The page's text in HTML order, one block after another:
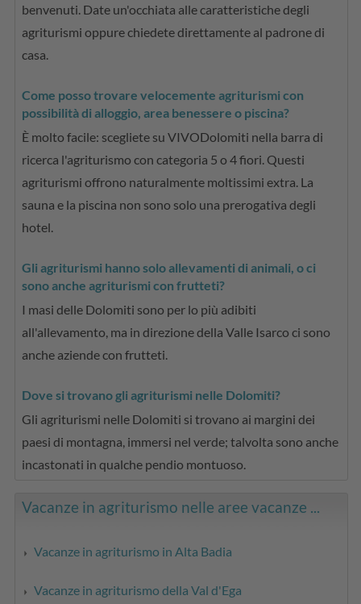
benvenuti. Date un'occhiata alle caratteristiche degli
agriturismi oppure chiedete direttamente al padrone di
casa.
Come posso trovare velocemente agriturismi con
possibilità di alloggio, area benessere o piscina?
È molto facile: scegliete su VIVODolomiti nella barra di
ricerca l'agriturismo con categoria 5 o 4 fiori. Questi
agriturismi offrono naturalmente moltissimi extra. La
sauna e la piscina non sono solo una prerogativa degli
hotel.
Gli agriturismi hanno solo allevamenti di animali, o ci
sono anche agriturismi con frutteti?
I masi delle Dolomiti sono per lo più adibiti
all'allevamento, ma in direzione della Valle Isarco ci sono
anche aziende con frutteti.
Dove si trovano gli agriturismi nelle Dolomiti?
Gli agriturismi nelle Dolomiti si trovano ai margini dei
paesi di montagna, immersi nel verde; talvolta sono anche
incastonati in qualche pendio montuoso.
Vacanze in agriturismo nelle aree vacanze ...
Vacanze in agriturismo in Alta Badia
Vacanze in agriturismo della Val d'Ega